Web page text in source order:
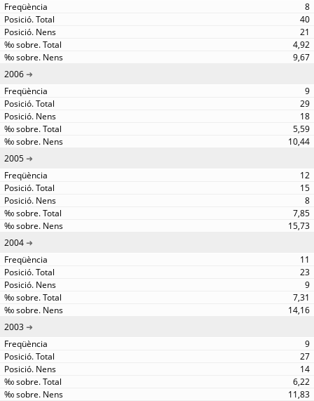
8
40
21
4,92
9,67
2006
9
29
18
5,59
10,44
2005
12
15
8
7,85
15,73
2004
11
23
9
7,31
14,16
2003
9
27
14
6,22
11,83